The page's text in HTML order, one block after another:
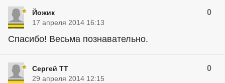
Йожик 0
17 апреля 2014 16:13
Спасибо! Весьма познавательно.
Сергей ТТ 0
29 апреля 2014 12:15